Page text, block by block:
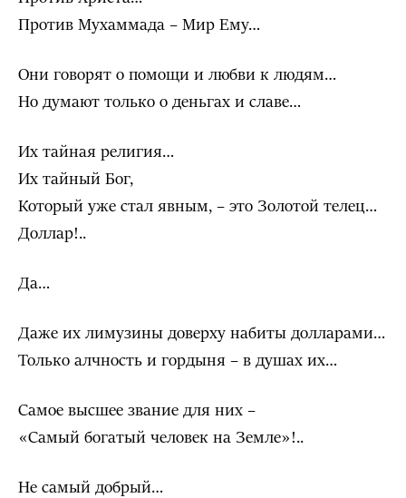
Против Мухаммада – Мир Ему…
Они говорят о помощи и любви к людям…
Но думают только о деньгах и славе…
Их тайная религия…
Их тайный Бог,
Который уже стал явным, – это Золотой телец…
Доллар!..
Да…
Даже их лимузины доверху набиты долларами…
Только алчность и гордыня – в душах их…
Самое высшее звание для них –
«Самый богатый человек на Земле»!..
Не самый добрый…